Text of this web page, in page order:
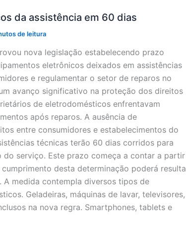
da assistência em 60 dias
de leitura
nova legislação estabelecendo prazo
eletrônicos deixados em assistências
e regulamentar o setor de reparos no
avanço significativo na proteção dos direitos
de eletrodomésticos enfrentavam
após reparos. A ausência de
entre consumidores e estabelecimentos do
técnicas terão 60 dias corridos para
serviço. Este prazo começa a contar a partir
desta determinação poderá
A medida contempla diversos tipos de
Geladeiras, máquinas de lavar, televisores,
na nova regra. Smartphones, tablets e